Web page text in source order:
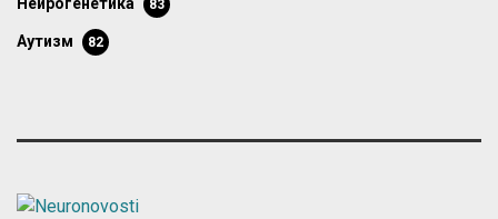
83
аутизм 82